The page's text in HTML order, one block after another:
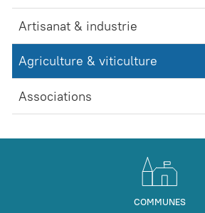
Artisanat & industrie
Agriculture & viticulture
Associations
COMMUNES